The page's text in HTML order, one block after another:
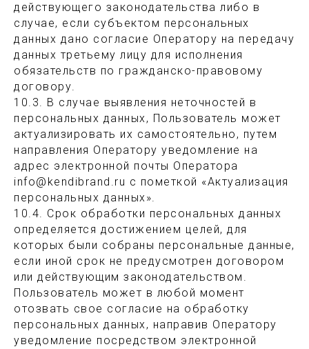
действующего законодательства либо в
случае, если субъектом персональных
данных дано согласие Оператору на передачу
данных третьему лицу для исполнения
обязательств по гражданско-правовому
договору.
10.3. В случае выявления неточностей в
персональных данных, Пользователь может
актуализировать их самостоятельно, путем
направления Оператору уведомление на
адрес электронной почты Оператора
info@kendibrand.ru с пометкой «Актуализация
персональных данных».
10.4. Срок обработки персональных данных
определяется достижением целей, для
которых были собраны персональные данные,
если иной срок не предусмотрен договором
или действующим законодательством.
Пользователь может в любой момент
отозвать свое согласие на обработку
персональных данных, направив Оператору
уведомление посредством электронной